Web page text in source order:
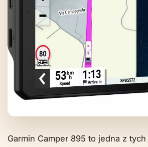
Garmin Camper 895 to jedna z